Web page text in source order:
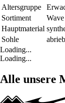
Altersgruppe
Sortiment
Hauptmaterial
Sohle
Loading...
Loading...
Alle unsere